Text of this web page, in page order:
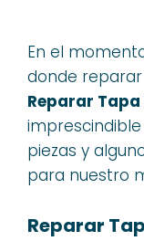
En el
donde
Reparar Tapa
piezas y
para nuestro
Reparar